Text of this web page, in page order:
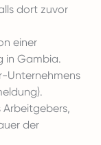
dort zuvor
einer
in Gambia.
Unternehmens
der